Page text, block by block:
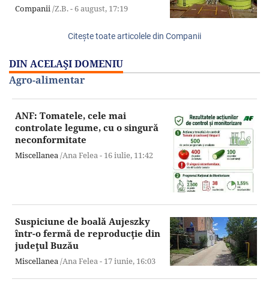
Companii/Z.B. -6 august, 17:19
Citeşte toate articolele din Companii
DIN ACELAŞI DOMENIU
Agro-alimentar
ANF: Tomatele, cele mai
controlate legume, cu o singură
neconformitate
Miscellanea /Ana Felea - 16 iulie, 11:42
Suspiciune de boală Aujeszky
într-o fermă de reproducţie din
judeţul Buzău
Miscellanea /Ana Felea - 17 iunie, 16:03